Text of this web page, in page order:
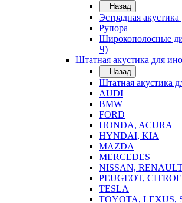
Назад
Эстрадная акустика
Рупора
Широкополосные
Ч)
Штатная акустика для
Назад
Штатная акустика
AUDI
BMW
FORD
HONDA, ACURA
HYNDAI, KIA
MAZDA
MERCEDES
NISSAN,
PEUGEOT,
TESLA
TOYOTA, LEXUS,